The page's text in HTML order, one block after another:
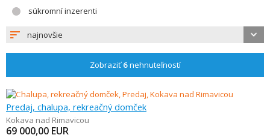
súkromní inzerenti
najnovšie
Zobraziť6nehnuteľností
Predaj, chalupa, rekreačný domček
Kokava nad Rimavicou
69 000,00 EUR